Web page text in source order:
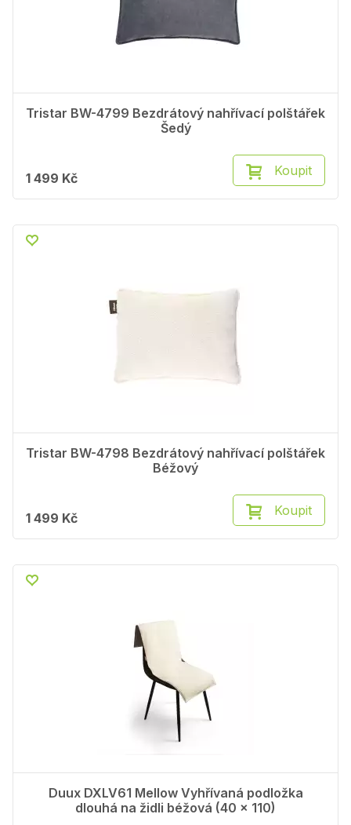
Tristar BW-4799 Bezdrátový nahřívací polštářek
Šedý
1 499 Kč Koupit
Tristar BW-4798 Bezdrátový nahřívací polštářek
Béžový
1 499 Kč Koupit
Duux DXLV61 Mellow Vyhřívaná podložka
dlouhá na židli béžová (40 x 110)